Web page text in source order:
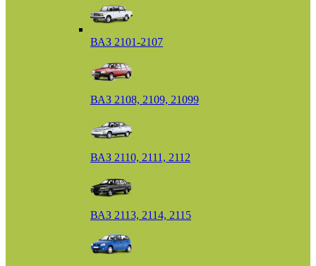
ВАЗ 2101-2107
ВАЗ 2108, 2109, 21099
ВАЗ 2110, 2111, 2112
ВАЗ 2113, 2114, 2115